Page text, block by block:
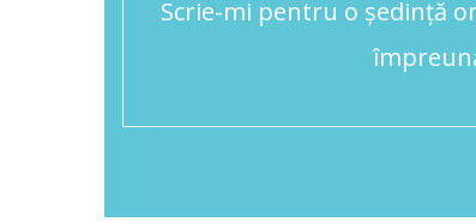
Scrie-mi pentru o ședință